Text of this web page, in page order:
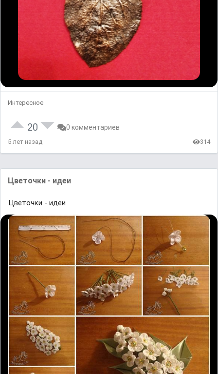
Интересное
20 0 комментариев
5 лет назад 314
Цветочки - идеи
Цветочки - идеи